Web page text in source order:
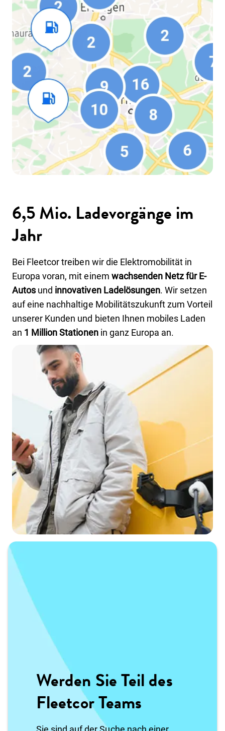
6,5 Mio. Ladevorgänge im
Jahr
Bei Fleetcor treiben wir die Elektromobilität in
Europa voran, mit einem wachsenden Netz für E-
Autosund innovativen Ladelösungen. Wir setzen
auf eine nachhaltige Mobilitätszukunft zum Vorteil
unserer Kunden und bieten Ihnen mobiles Laden
an 1 Million Stationenin ganz Europa an.
Werden Sie Teil des
Fleetcor Teams